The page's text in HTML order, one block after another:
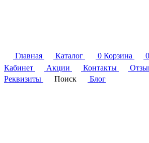
Главная Каталог 0 Корзина 0
Кабинет
Акции Контакты
Реквизиты
Поиск Блог